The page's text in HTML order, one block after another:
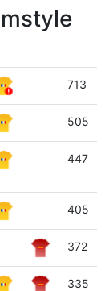
713
505
447
405
372
335